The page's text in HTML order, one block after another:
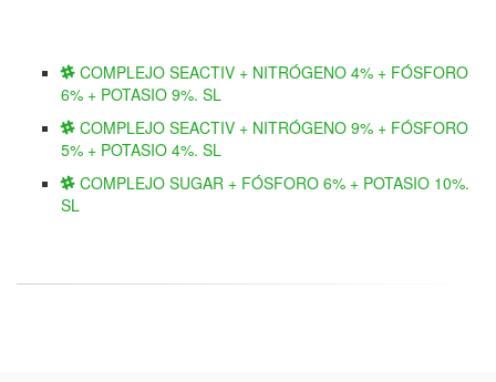
COMPLEJO SEACTIV + NITRÓGENO 4% + FÓSFORO
6% + POTASIO 9%. SL
COMPLEJO SEACTIV + NITRÓGENO 9% + FÓSFORO
5% + POTASIO 4%. SL
COMPLEJO SUGAR + FÓSFORO 6% + POTASIO 10%.
SL